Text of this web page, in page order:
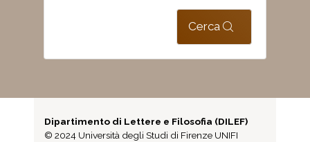
Cerca
Dipartimento di Lettere e Filosofia (DILEF)
© 2024 Università degli Studi di Firenze UNIFI